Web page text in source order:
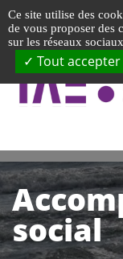
Accéder au site
social
Ce site utilise des
de vous proposer des
sur les réseaux
Tout accepter